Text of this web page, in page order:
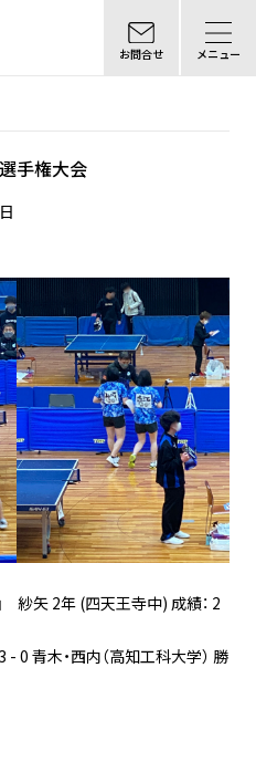
お問合せ メニュー
手権大会
矢 2年 (四天王寺中) 成績： 2
0 青木・西内（高知工科大学） 勝